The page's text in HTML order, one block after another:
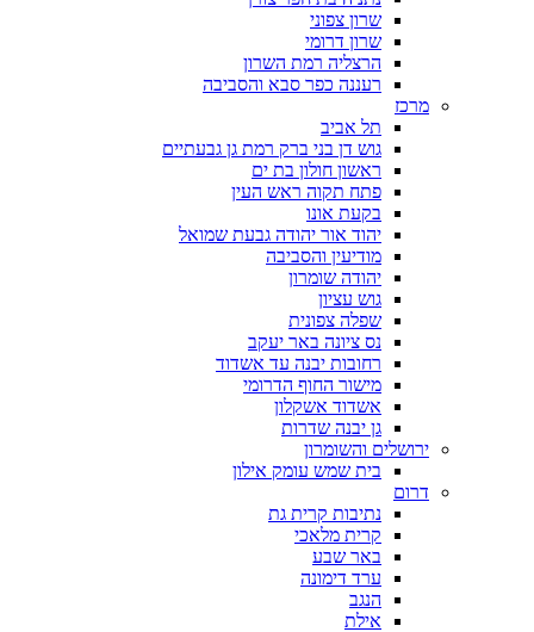
שרון צפוני
שרון דרומי
הרצליה רמת השרון
רעננה כפר סבא והסביבה
מרכז
תל אביב
גוש דן בני ברק רמת גן גבעתיים
ראשון חולון בת ים
פתח תקוה ראש העין
בקעת אונו
יהוד אור יהודה גבעת שמואל
מודיעין והסביבה
יהודה שומרון
גוש עציון
שפלה צפונית
נס ציונה באר יעקב
רחובות יבנה עד אשדוד
מישור החוף הדרומי
אשדוד אשקלון
גן יבנה שדרות
ירושלים והשומרון
בית שמש עומק אילון
דרום
נתיבות קרית גת
קרית מלאכי
באר שבע
ערד דימונה
הנגב
אילת